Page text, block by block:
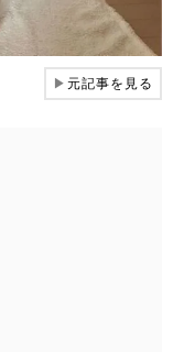
▶元記事を見る